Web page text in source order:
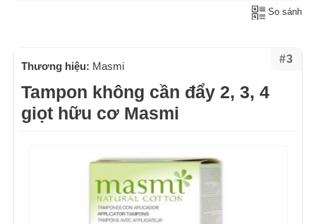
So sánh
#3
Thương hiệu: Masmi
Tampon không cần đẩy 2, 3, 4
giọt hữu cơ Masmi